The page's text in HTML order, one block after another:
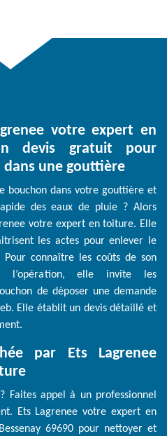
votre expert en
devis gratuit pour
une gouttière
bouchon dans votre gouttière et
des eaux de pluie ? Alors
votre expert en toiture. Elle
les actes pour enlever le
Pour connaître les coûts de son
l’opération, elle invite les
de déposer une demande
Elle établit un devis détaillé et
par Ets Lagrenee
Faites appel à un professionnel
Ets Lagrenee votre expert en
69690 pour nettoyer et